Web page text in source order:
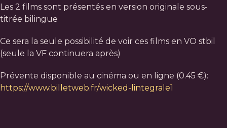
Les 2 films sont présentés en version originale sous-
titrée bilingue
Ce sera la seule possibilité de voir ces films en VO stbil
(seule la VF continuera après)
Prévente disponible au cinéma ou en ligne (0.45 €):
https://www.billetweb.fr/wicked-lintegrale1